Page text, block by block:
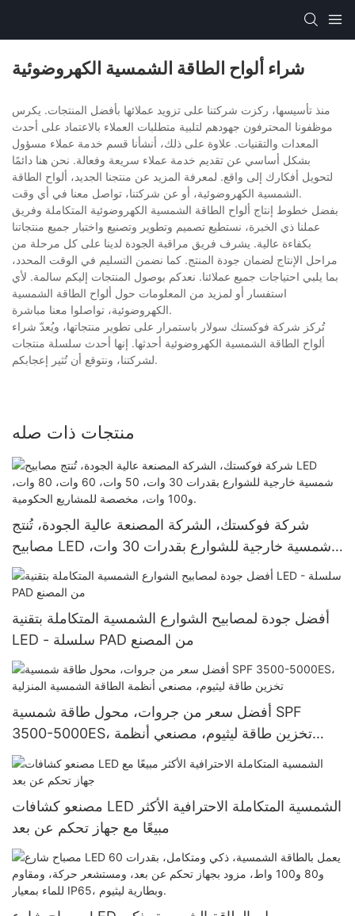
شراء ألواح الطاقة الشمسية الكهروضوئية
منذ تأسيسها، ركزت شركتنا على تزويد عملائها بأفضل المنتجات. يكرس
موظفونا المحترفون جهودهم لتلبية متطلبات العملاء بالاعتماد على أحدث
المعدات والتقنيات. علاوة على ذلك، أنشأنا قسم خدمة عملاء مسؤول
بشكل أساسي عن تقديم خدمة عملاء سريعة وفعالة. نحن هنا دائمًا
لتحويل أفكارك إلى واقع. لمعرفة المزيد عن منتجنا الجديد، ألواح الطاقة
الشمسية الكهروضوئية، أو عن شركتنا، تواصل معنا في أي وقت.
بفضل خطوط إنتاج ألواح الطاقة الشمسية الكهروضوئية المتكاملة وفريق
عملنا ذي الخبرة، نستطيع تصميم وتطوير وتصنيع واختبار جميع منتجاتنا
بكفاءة عالية. يشرف فريق مراقبة الجودة لدينا على كل مرحلة من
مراحل الإنتاج لضمان جودة المنتج. كما نضمن التسليم في الوقت المحدد،
بما يلبي احتياجات جميع عملائنا. نعدكم بوصول المنتجات إليكم سالمة. لأي
استفسار أو لمزيد من المعلومات حول ألواح الطاقة الشمسية
الكهروضوئية، تواصلوا معنا مباشرة.
تُركز شركة فوكستك سولار باستمرار على تطوير منتجاتها، ويُعدّ شراء
ألواح الطاقة الشمسية الكهروضوئية أحدثها. إنها أحدث سلسلة منتجات
لشركتنا، ونتوقع أن تُثير إعجابكم.
منتجات ذات صله
شركة فوكستك، الشركة المصنعة عالية الجودة، تُنتج
مصابيح LED شمسية خارجية للشوارع بقدرات 30 وات،
50 وات، 60 وات، 80 وات، و100 وات، مخصصة
أفضل جودة لمصابيح الشوارع الشمسية المتكاملة بتقنية
LED - سلسلة PAD من المصنع
أفضل سعر من جروات، محول طاقة شمسية SPF
3500-5000ES، تخزين طاقة ليثيوم، مصنعي أنظمة
الطاقة الشمسية المنزلية
مصنعو كشافات LED الشمسية المتكاملة الاحترافية الأكثر
مبيعًا مع جهاز تحكم عن بعد